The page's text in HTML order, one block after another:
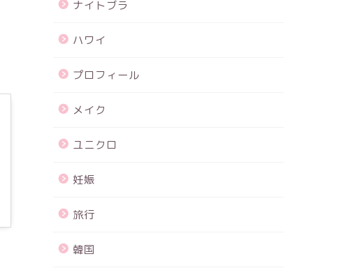
ナイトブラ
ハワイ
プロフィール
メイク
ユニクロ
妊娠
旅行
韓国